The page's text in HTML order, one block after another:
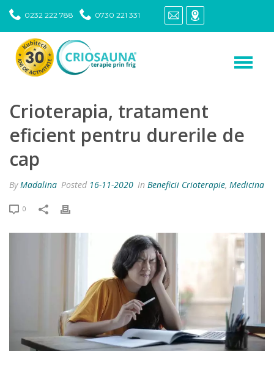
0232 222 788 0730 221 331
Crioterapia, tratament
eficient pentru durerile de
cap
ByMadalina Posted 16-11-2020 In Beneficii Crioterapie, Medicina
0